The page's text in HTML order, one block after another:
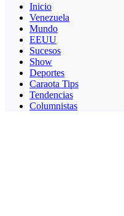
Inicio
Venezuela
Mundo
EEUU
Sucesos
Show
Deportes
Caraota Tips
Tendencias
Columnistas